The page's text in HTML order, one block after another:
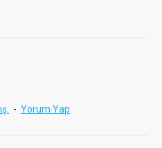
- Yorum Yap